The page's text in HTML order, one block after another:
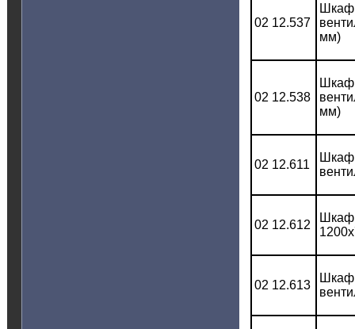
02 12.537
Шкаф
мм)
02 12.538
Шкаф
мм)
02 12.611
Шкаф
02 12.612
Шкаф
02 12.613
Шкаф